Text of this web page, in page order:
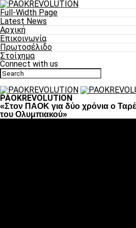
Full-Width Page
Latest News
Αρχική
Επικοινωνία
Πρωτοσέλιδο
Στοίχημα
Connect with us
PAOKREVOLUTION
«Στον ΠΑΟΚ για δύο χρόνια ο
του Ολυμπιακού»